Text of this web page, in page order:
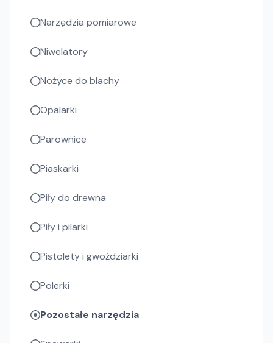
Narzędzia pomiarowe
Niwelatory
Nożyce do blachy
Opalarki
Parownice
Piaskarki
Piły do drewna
Piły i pilarki
Pistolety i gwożdziarki
Polerki
Pozostałe narzędzia